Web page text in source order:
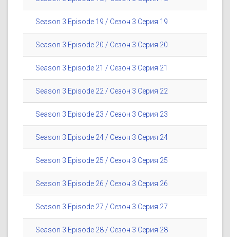
Season 3 Episode 19 / Сезон 3 Серия 19
Season 3 Episode 20 / Сезон 3 Серия 20
Season 3 Episode 21 / Сезон 3 Серия 21
Season 3 Episode 22 / Сезон 3 Серия 22
Season 3 Episode 23 / Сезон 3 Серия 23
Season 3 Episode 24 / Сезон 3 Серия 24
Season 3 Episode 25 / Сезон 3 Серия 25
Season 3 Episode 26 / Сезон 3 Серия 26
Season 3 Episode 27 / Сезон 3 Серия 27
Season 3 Episode 28 / Сезон 3 Серия 28